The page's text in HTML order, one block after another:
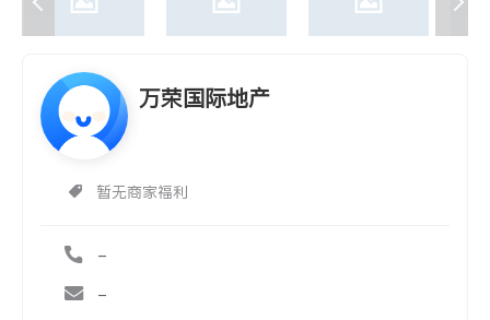
万荣国际地产
暂无商家福利
-
-